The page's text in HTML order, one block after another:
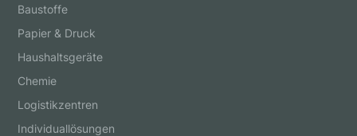
Baustoffe
Papier & Druck
Haushaltsgeräte
Chemie
Logistikzentren
Individuallösungen